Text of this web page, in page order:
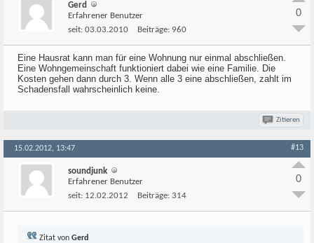
Gerd
Erfahrener Benutzer
seit: 03.03.2010 Beiträge: 960
0
Eine Hausrat kann man für eine Wohnung nur einmal abschließen.
Eine Wohngemeinschaft funktioniert dabei wie eine Familie. Die
Kosten gehen dann durch 3. Wenn alle 3 eine abschließen, zahlt im
Schadensfall wahrscheinlich keine.
Zitieren
15.02.2012, 13:47 #13
soundjunk
Erfahrener Benutzer
seit: 12.02.2012 Beiträge: 314
0
Zitat von Gerd